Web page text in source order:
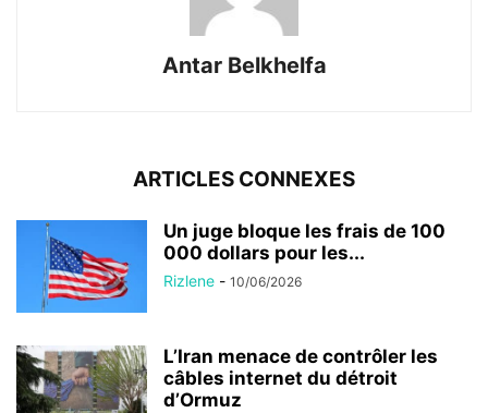
Antar Belkhelfa
ARTICLES CONNEXES
Un juge bloque les frais de 100
000 dollars pour les...
Rizlene - 10/06/2026
L’Iran menace de contrôler les
câbles internet du détroit
d’Ormuz